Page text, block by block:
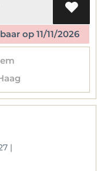
op 11/11/2026
|